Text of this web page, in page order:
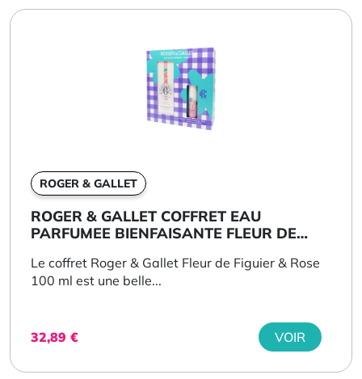
ROGER & GALLET
ROGER & GALLET COFFRET EAU
PARFUMEE BIENFAISANTE FLEUR DE
Le coffret Roger & Gallet Fleur de Figuier & Rose
100 ml est une belle...
32,89 € VOIR